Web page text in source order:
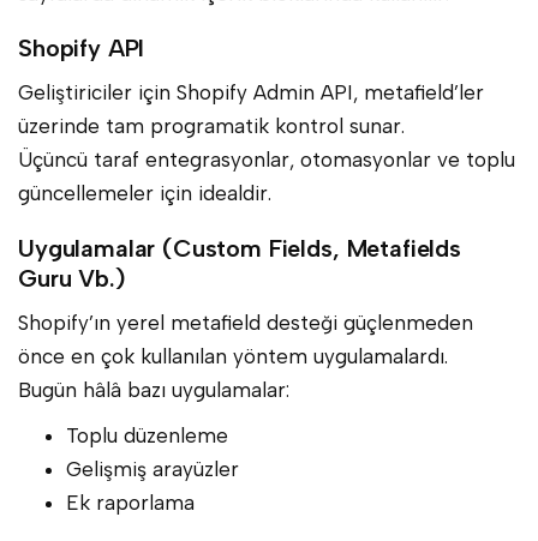
Shopify API
Geliştiriciler için Shopify Admin API, metafield’ler
üzerinde tam programatik kontrol sunar.
Üçüncü taraf entegrasyonlar, otomasyonlar ve toplu
güncellemeler için idealdir.
Uygulamalar (Custom Fields, Metafields
Guru Vb.)
Shopify’ın yerel metafield desteği güçlenmeden
önce en çok kullanılan yöntem uygulamalardı.
Bugün hâlâ bazı uygulamalar:
Toplu düzenleme
Gelişmiş arayüzler
Ek raporlama